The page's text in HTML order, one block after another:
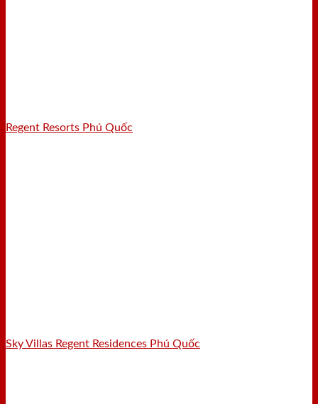
Regent Resorts Phú Quốc
Sky Villas Regent Residences Phú Quốc